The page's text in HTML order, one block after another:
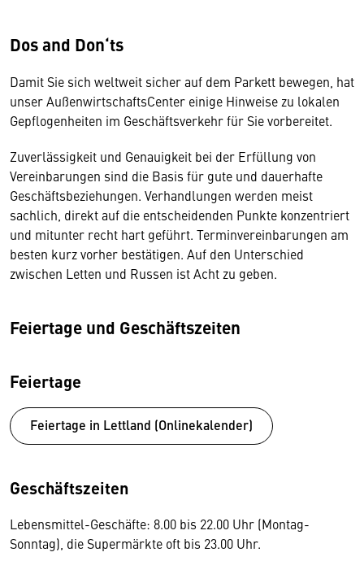
Dos and Don‘ts
Damit Sie sich weltweit sicher auf dem Parkett bewegen, hat
unser AußenwirtschaftsCenter einige Hinweise zu lokalen
Gepflogenheiten im Geschäftsverkehr für Sie vorbereitet.
Zuverlässigkeit und Genauigkeit bei der Erfüllung von
Vereinbarungen sind die Basis für gute und dauerhafte
Geschäftsbeziehungen. Verhandlungen werden meist
sachlich, direkt auf die entscheidenden Punkte konzentriert
und mitunter recht hart geführt. Terminvereinbarungen am
besten kurz vorher bestätigen. Auf den Unterschied
zwischen Letten und Russen ist Acht zu geben.
Feiertage und Geschäftszeiten
Feiertage
Feiertage in Lettland (Onlinekalender)
Geschäftszeiten
Lebensmittel-Geschäfte: 8.00 bis 22.00 Uhr (Montag-
Sonntag), die Supermärkte oft bis 23.00 Uhr.